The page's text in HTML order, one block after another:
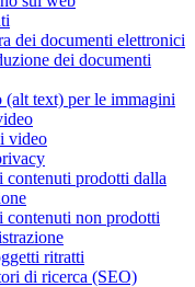
dei documenti elettronici
dei documenti
(alt text) per le immagini
video
contenuti prodotti dalla
contenuti non prodotti
ritratti
di ricerca (SEO)